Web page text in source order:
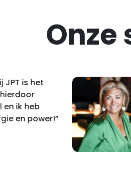
JPT is het
hierdoor
en ik heb
en power!”